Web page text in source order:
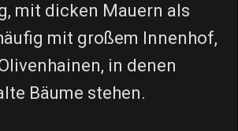
mit dicken Mauern als
mit großem Innenhof,
in denen
Bäume stehen.